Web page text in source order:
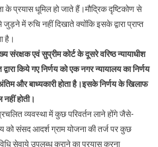
प्रयास धूमिल हो जाते हैं।मौद्रिक दृष्टिकोण से
में रुचि नहीं दिखाते क्योंकि इसके द्वारा प्राप्त
है।
संरक्षक एवं सुप्रीम कोर्ट के दूसरे वरिष्ठ न्यायाधीश
किये गए निर्णय को एक नगर न्यायालय का निर्णय
और बाध्यकारी होता है।इसके निर्णय के खिलाफ
होती।
व्यवस्था में कुछ परिवर्तन लाने होंगे जैसे-
को संसद आदर्श ग्राम योजना की तर्ज पर कुछ
सेवाये उपलब्ध कराने का प्रयास करना